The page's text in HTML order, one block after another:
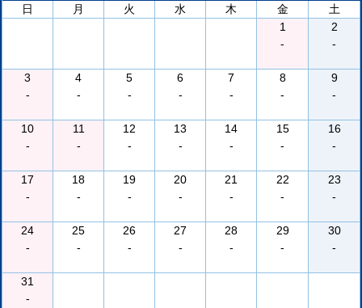
日
月 火 水 木 金
土
1
-
2
-
3
-
4
-
5
-
6
-
7
-
8
-
9
-
10
-
11
-
12
-
13
-
14
-
15
-
16
-
17
-
18
-
19
-
20
-
21
-
22
-
23
-
24
-
25
-
26
-
27
-
28
-
29
-
30
-
31
-